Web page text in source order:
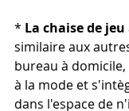
* La chaise de jeu
similaire aux
bureau à
à la mode et
dans l'espace de